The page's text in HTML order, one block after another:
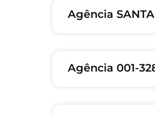
Agência
Agência 001-